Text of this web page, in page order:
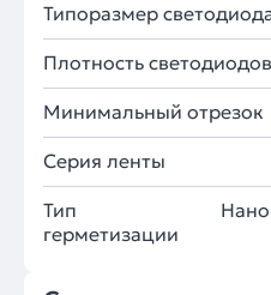
Типоразмер
Плотность светодиодов
Минимальный отрезок
Серия ленты
Тип
герметизации